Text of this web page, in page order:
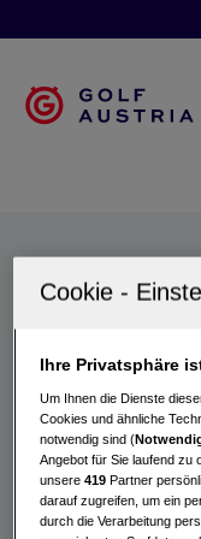
Ihre Privatsphäre
Um Ihnen die Dienste
Cookies und ähnliche
notwendig sind (
Angebot für Sie laufend zu
unsere419 Partner
darauf zugreifen, um ein
durch die Verarbeitung